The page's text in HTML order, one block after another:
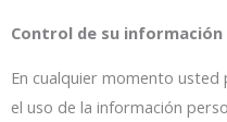
Control de su información
En cualquier momento
el uso de la información